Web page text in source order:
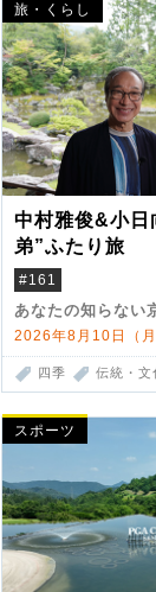
旅・くらし
中村雅俊&小
弟”ふたり旅
#161
あなたの知らない
2026年8月10日（
四季 伝統・文
スポーツ